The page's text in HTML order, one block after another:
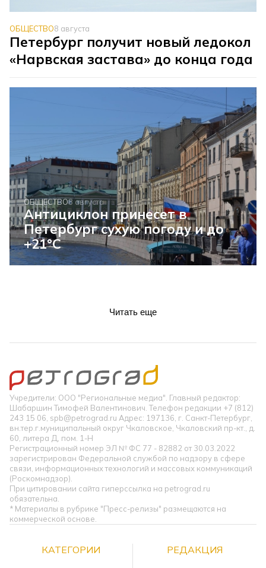
ОБЩЕСТВО8 августа
Петербург получит новый ледокол
«Нарвская застава» до конца года
ОБЩЕСТВО8 августа
Антициклон принесет в
Петербург сухую погоду и до
+21°C
Читать еще
Учредители: ООО "Региональные медиа". Главный редактор:
Шабаршин Тимофей Валентинович. Телефон редакции +7 (812)
243 15 06, spb@petrograd.ru Адрес: 197136, г. Санкт-Петербург,
вн.тер.г.муниципальный округ Чкаловское, Чкаловский пр-кт., д.
60, литера Д, пом. 1-Н
Регистрационный номер ЭЛ № ФС 77 - 82882 от 30.03.2022
зарегистрирован Федеральной службой по надзору в сфере
связи, информационных технологий и массовых коммуникаций
(Роскомнадзор).
При цитировании сайта гиперссылка на petrograd.ru
обязательна.
* Материалы в рубрике "Пресс-релизы" размещаются на
коммерческой основе.
КАТЕГОРИИ РЕДАКЦИЯ